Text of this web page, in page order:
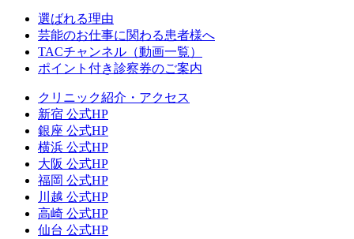
選ばれる理由
芸能のお仕事に関わる患者様へ
TACチャンネル（動画一覧）
ポイント付き診察券のご案内
クリニック紹介・アクセス
新宿 公式HP
銀座 公式HP
横浜 公式HP
大阪 公式HP
福岡 公式HP
川越 公式HP
高崎 公式HP
仙台 公式HP